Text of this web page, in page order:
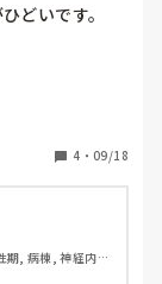
どいです。
4 ・ 09/18
期, 病棟, 神経内